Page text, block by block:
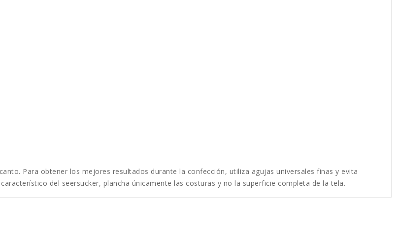
Para obtener los mejores resultados durante la confección, utiliza agujas universales finas y evita
del seersucker, plancha únicamente las costuras y no la superficie completa de la tela.